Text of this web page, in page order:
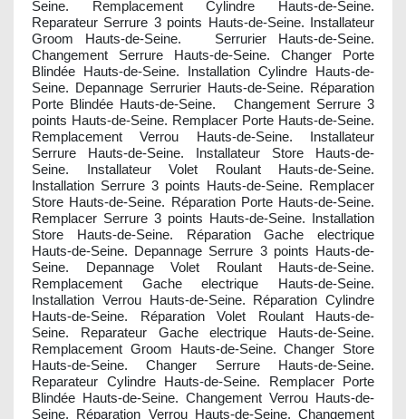
Seine. Remplacement Cylindre Hauts-de-Seine.
Reparateur Serrure 3 points Hauts-de-Seine. Installateur
Groom Hauts-de-Seine. Serrurier Hauts-de-Seine.
Changement Serrure Hauts-de-Seine. Changer Porte
Blindée Hauts-de-Seine. Installation Cylindre Hauts-de-
Seine. Depannage Serrurier Hauts-de-Seine. Réparation
Porte Blindée Hauts-de-Seine. Changement Serrure 3
points Hauts-de-Seine. Remplacer Porte Hauts-de-Seine.
Remplacement Verrou Hauts-de-Seine. Installateur
Serrure Hauts-de-Seine. Installateur Store Hauts-de-
Seine. Installateur Volet Roulant Hauts-de-Seine.
Installation Serrure 3 points Hauts-de-Seine. Remplacer
Store Hauts-de-Seine. Réparation Porte Hauts-de-Seine.
Remplacer Serrure 3 points Hauts-de-Seine. Installation
Store Hauts-de-Seine. Réparation Gache electrique
Hauts-de-Seine. Depannage Serrure 3 points Hauts-de-
Seine. Depannage Volet Roulant Hauts-de-Seine.
Remplacement Gache electrique Hauts-de-Seine.
Installation Verrou Hauts-de-Seine. Réparation Cylindre
Hauts-de-Seine. Réparation Volet Roulant Hauts-de-
Seine. Reparateur Gache electrique Hauts-de-Seine.
Remplacement Groom Hauts-de-Seine. Changer Store
Hauts-de-Seine. Changer Serrure Hauts-de-Seine.
Reparateur Cylindre Hauts-de-Seine. Remplacer Porte
Blindée Hauts-de-Seine. Changement Verrou Hauts-de-
Seine. Réparation Verrou Hauts-de-Seine. Changement